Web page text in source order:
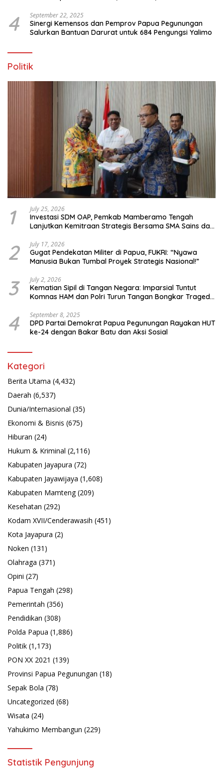
4 September 22, 2025
Sinergi Kemensos dan Pemprov Papua Pegunungan
Salurkan Bantuan Darurat untuk 684 Pengungsi Yalimo
Politik
1 July 25, 2026
Investasi SDM OAP, Pemkab Mamberamo Tengah
Lanjutkan Kemitraan Strategis Bersama SMA Sains dan
2 July 17, 2026
Gugat Pendekatan Militer di Papua, FUKRI: “Nyawa
Manusia Bukan Tumbal Proyek Strategis Nasional!”
3 July 2, 2026
Kematian Sipil di Tangan Negara: Imparsial Tuntut
Komnas HAM dan Polri Turun Tangan Bongkar Tragedi
4 September 8, 2025
DPD Partai Demokrat Papua Pegunungan Rayakan HUT
ke-24 dengan Bakar Batu dan Aksi Sosial
Kategori
Berita Utama (4,432)
Daerah (6,537)
Dunia/Internasional (35)
Ekonomi & Bisnis (675)
Hiburan (24)
Hukum & Kriminal (2,116)
Kabupaten Jayapura (72)
Kabupaten Jayawijaya (1,608)
Kabupaten Mamteng(209)
Kesehatan (292)
Kodam XVII/Cenderawasih (451)
Kota Jayapura (2)
Noken (131)
Olahraga (371)
Opini (27)
Papua Tengah (298)
Pemerintah (356)
Pendidikan (308)
Polda Papua (1,886)
Politik (1,173)
PON XX 2021 (139)
Provinsi Papua Pegunungan (18)
Sepak Bola (78)
Uncategorized (68)
Wisata (24)
Yahukimo Membangun (229)
Statistik Pengunjung